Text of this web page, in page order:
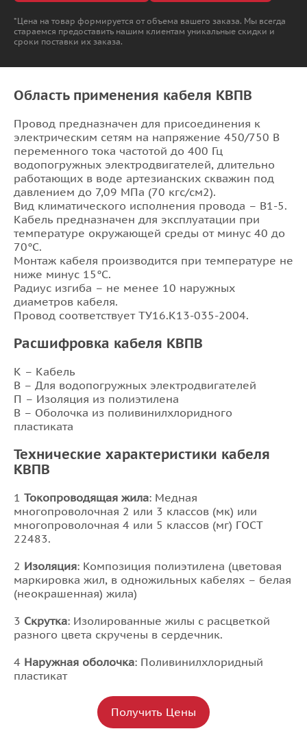
*Цена на товар формируется от объема вашего заказа. Мы всегда
стараемся предоставить нашим клиентам уникальные скидки и
сроки поставки их заказа.
Область применения кабеля КВПВ
Провод предназначен для присоединения к
электрическим сетям на напряжение 450/750 В
переменного тока частотой до 400 Гц
водопогружных электродвигателей, длительно
работающих в воде артезианских скважин под
давлением до 7,09 МПа (70 кгс/см2).
Вид климатического исполнения провода – В1-5.
Кабель предназначен для эксплуатации при
температуре окружающей среды от минус 40 до
70°С.
Монтаж кабеля производится при температуре не
ниже минус 15°С.
Радиус изгиба – не менее 10 наружных
диаметров кабеля.
Провод соответствует ТУ16.К13-035-2004.
Расшифровка кабеля КВПВ
К – Кабель
В – Для водопогружных электродвигателей
П – Изоляция из полиэтилена
В – Оболочка из поливинилхлоридного
пластиката
Технические характеристики кабеля
КВПВ
1 Токопроводящая жила: Медная
многопроволочная 2 или 3 классов (мк) или
многопроволочная 4 или 5 классов (мг) ГОСТ
22483.
2 Изоляция: Композиция полиэтилена (цветовая
маркировка жил, в одножильных кабелях – белая
(неокрашенная) жила)
3 Скрутка: Изолированные жилы с расцветкой
разного цвета скручены в сердечник.
4 Наружная оболочка: Поливинилхлоридный
пластикат
Получить Цены